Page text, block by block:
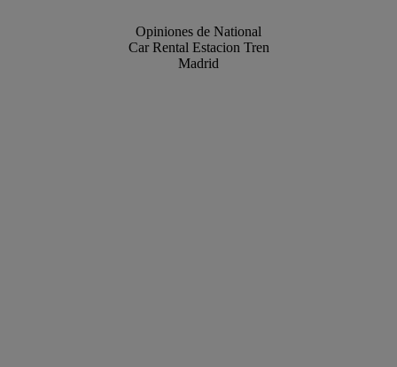
Opiniones de National
Car Rental Estacion Tren
Madrid